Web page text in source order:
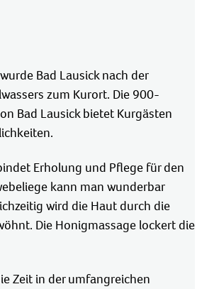
Bad Lausick nach der
zum Kurort. Die 900-
Bad Lausick bietet Kurgästen
Erholung und Pflege für den
kann man wunderbar
wird die Haut durch die
Die Honigmassage lockert die
Zeit in der umfangreichen